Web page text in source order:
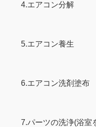
4.エアコン分解
5.エアコン養生
6.エアコン洗剤塗布
7.パーツの洗浄(浴室